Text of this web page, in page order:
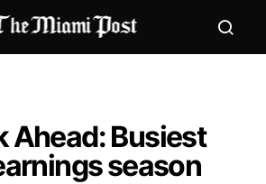
Ahead: Busiest
season